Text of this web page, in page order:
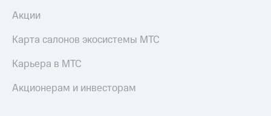
Акции
Карта салонов экосистемы МТС
Карьера в МТС
Акционерам и инвесторам